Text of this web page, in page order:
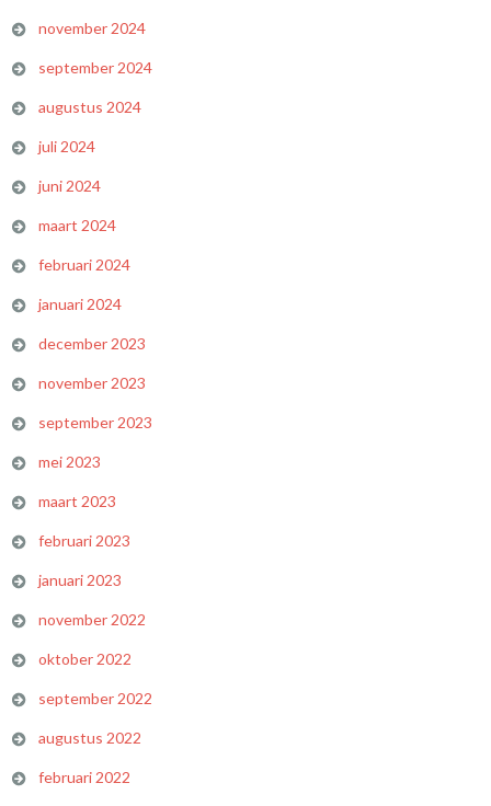
november 2024
september 2024
augustus 2024
juli 2024
juni 2024
maart 2024
februari 2024
januari 2024
december 2023
november 2023
september 2023
mei 2023
maart 2023
februari 2023
januari 2023
november 2022
oktober 2022
september 2022
augustus 2022
februari 2022